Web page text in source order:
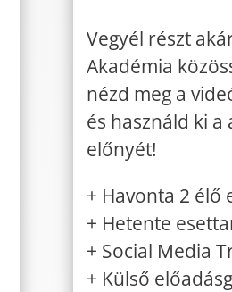
Vegyél részt
Akadémia
nézd meg a
és használd ki
előnyét!
+ Havonta 2 élő
+ Hetente
+ Social Media
+ Külső